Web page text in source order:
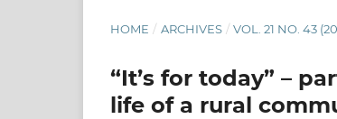
HOME / ARCHIVES / VOL. 21 NO. 43
“It’s for today” –
life of a rural